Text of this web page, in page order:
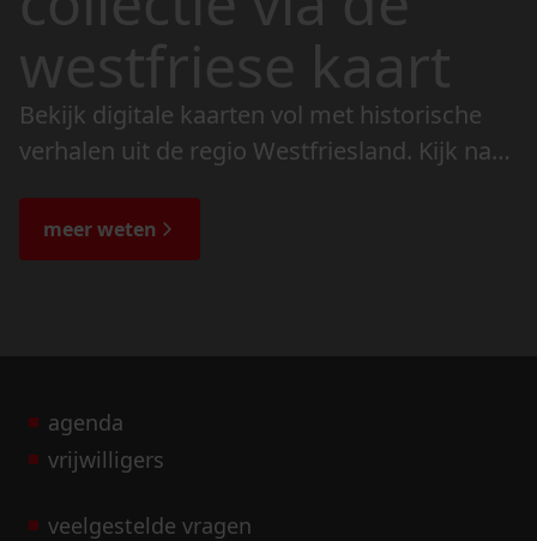
westfriese kaart
Bekijk digitale kaarten vol met historische
verhalen uit de regio Westfriesland. Kijk naar
de bijzondere verhalen.
meer weten
agenda
vrijwilligers
veelgestelde vragen